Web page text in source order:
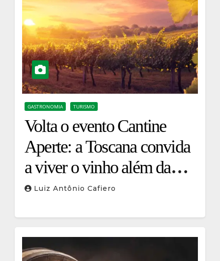
GASTRONOMIA TURISMO
Volta o evento Cantine
Aperte: a Toscana convida
a viver o vinho além da
taça
Luiz Antônio Cafiero